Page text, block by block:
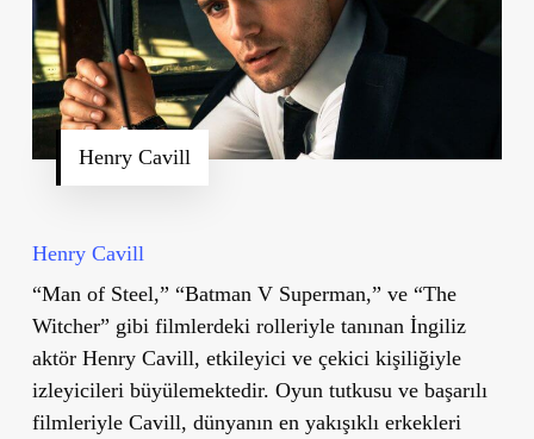
Henry Cavill
Henry Cavill
“Man of Steel,” “Batman V Superman,” ve “The
Witcher” gibi filmlerdeki rolleriyle tanınan İngiliz
aktör Henry Cavill, etkileyici ve çekici kişiliğiyle
izleyicileri büyülemektedir. Oyun tutkusu ve başarılı
filmleriyle Cavill, dünyanın en yakışıklı erkekleri